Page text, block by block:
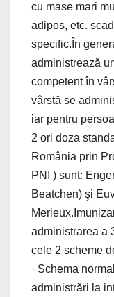
cu mase mari
adipos, etc.
specific.În
administrează
competent în
vârstă se
iar pentru
2 ori doza
România prin
PNI ) sunt:
Beatchen) şi
administrarea a
cele 2 scheme
· Schema
administrări la